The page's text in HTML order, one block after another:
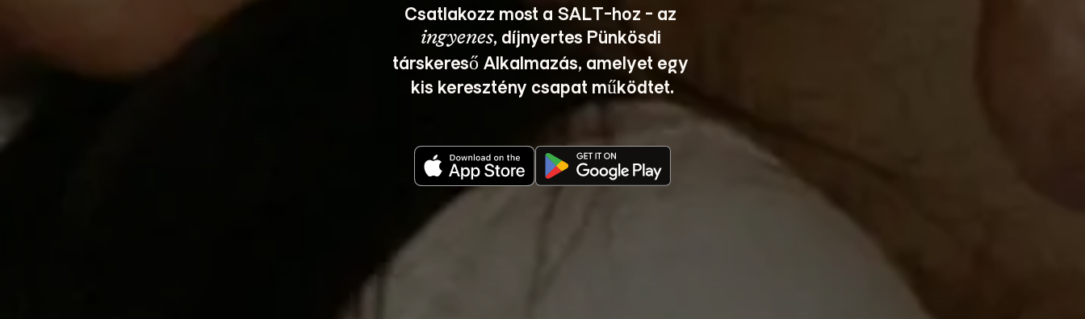
Csatlakozz most a SALT-hoz - az
ingyenes, díjnyertes Pünkösdi
társkereső Alkalmazás, amelyet egy
kis keresztény csapat működtet.